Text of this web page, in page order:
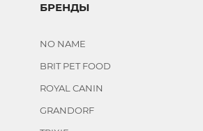
БРЕНДЫ
NO NAME
BRIT PET FOOD
ROYAL CANIN
GRANDORF